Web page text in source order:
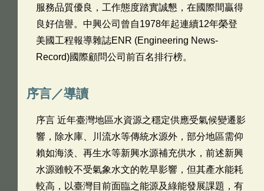
服務品質優良，工作態度踏實誠懇，在國際間贏得
良好信譽。中興公司曾自1978年起連續12年榮登
美國工程報導雜誌ENR (Engineering News-
Record)國際顧問公司前百名排行榜。
序言／導讀
序言 近年臺灣地區水資源之穩定供應受氣候變遷影
響，除水庫、川流水等傳統水源外，部分地區需仰
賴如海淡、再生水等新興水源補充供水，前述新興
水源雖較不受氣象水文的乾旱影響，但其產水能耗
較高，以臺灣目前面臨之能源及綠能發展課題，有